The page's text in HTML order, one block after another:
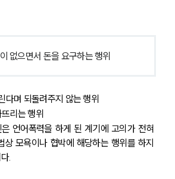
없으면서 돈을 요구하는 행위
다며 되돌려주지 않는 행위
리는 행위
언어폭력을 하게 된 계기에 고의가 전혀
상 모욕이나 협박에 해당하는 행위를 하지
.